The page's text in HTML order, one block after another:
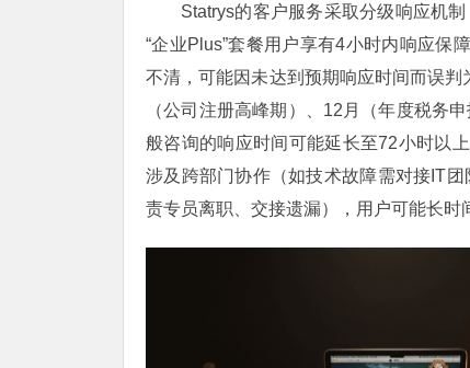
Statrys的客户服务采取分级响应机
“企业Plus”套餐用户享有4小时内响应保
不清，可能因未达到预期响应时间而误
（公司注册高峰期）、12月（年度税务
般咨询的响应时间可能延长至72小时以
涉及跨部门协作（如技术故障需对接IT
责专员离职、交接遗漏），用户可能长时